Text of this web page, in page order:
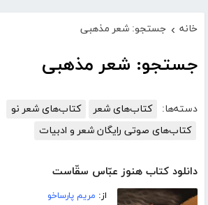
خانه › جستجو: شعر مذهبی
جستجو: شعر مذهبی
دسته‌ها: کتاب‌های شعر
کتاب‌های شعر نو
کتاب‌های صوتی رایگان شعر و ادبیات
دانلود کتاب هنوز عبّاس سقّاست
از: مریم پارساخو